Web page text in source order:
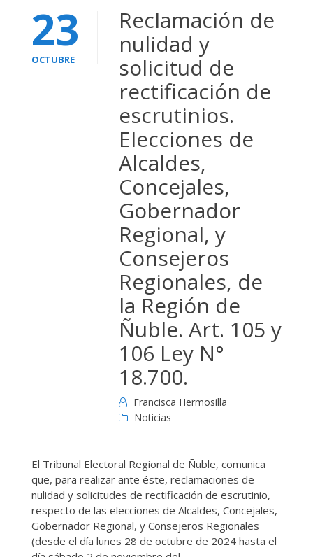
23
OCTUBRE
Reclamación de
nulidad y
solicitud de
rectificación de
escrutinios.
Elecciones de
Alcaldes,
Concejales,
Gobernador
Regional, y
Consejeros
Regionales, de
la Región de
Ñuble. Art. 105 y
106 Ley N°
18.700.
Francisca Hermosilla
Noticias
El Tribunal Electoral Regional de Ñuble, comunica
que, para realizar ante éste, reclamaciones de
nulidad y solicitudes de rectificación de escrutinio,
respecto de las elecciones de Alcaldes, Concejales,
Gobernador Regional, y Consejeros Regionales
(desde el día lunes 28 de octubre de 2024 hasta el